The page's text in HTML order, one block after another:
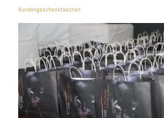
Kundengeschenktaschen